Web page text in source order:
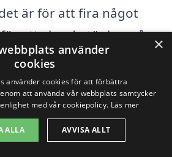
är för att fira något
att visa du tänker på
göra det enkelt
överraskning. Att få
direkt hem till
härlig känsla av
gemenskap.
×
använder
cookies
använder cookies för att förbättra
att använda vår webbplats samtycker
med vår cookiepolicy. Läs mer
ALLA AVVISA ALLT